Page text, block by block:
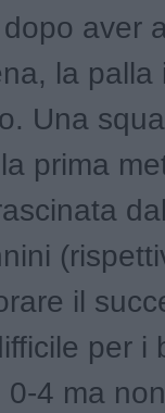
aver
la palla
Una
prima
il
per i
4 ma